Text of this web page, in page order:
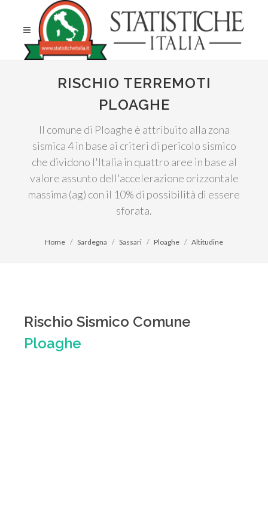
RISCHIO TERREMOTI
PLOAGHE
Il comune di Ploaghe è attribuito alla zona
sismica 4 in base ai criteri di pericolo sismico
che dividono l'Italia in quattro aree in base al
valore assunto dell'accelerazione orizzontale
massima (ag) con il 10% di possibilità di essere
sforata.
Home Sardegna Sassari Ploaghe Altitudine
Rischio Sismico Comune
Ploaghe